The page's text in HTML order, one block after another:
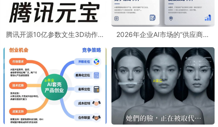
腾讯开源10亿参数文生3D动作神
2026年企业AI市场的“供应商收
理性成熟